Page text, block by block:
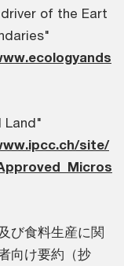
of the Eart
Land"
site/
び食料生産に関
向け要約（抄